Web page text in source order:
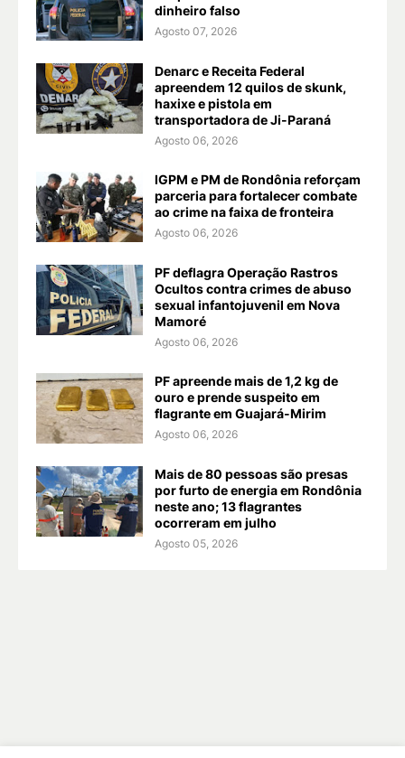
dinheiro falso
Agosto 07, 2026
Denarc e Receita Federal
apreendem 12 quilos de skunk,
haxixe e pistola em
transportadora de Ji-Paraná
Agosto 06, 2026
IGPM e PM de Rondônia reforçam
parceria para fortalecer combate
ao crime na faixa de fronteira
Agosto 06, 2026
PF deflagra Operação Rastros
Ocultos contra crimes de abuso
sexual infantojuvenil em Nova
Mamoré
Agosto 06, 2026
PF apreende mais de 1,2 kg de
ouro e prende suspeito em
flagrante em Guajará-Mirim
Agosto 06, 2026
Mais de 80 pessoas são presas
por furto de energia em Rondônia
neste ano; 13 flagrantes
ocorreram em julho
Agosto 05, 2026